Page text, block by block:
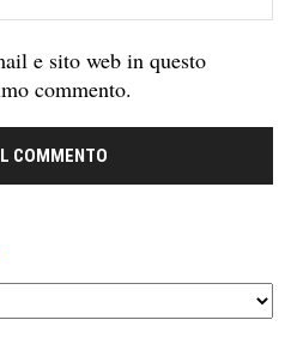
e sito web in questo
commento.